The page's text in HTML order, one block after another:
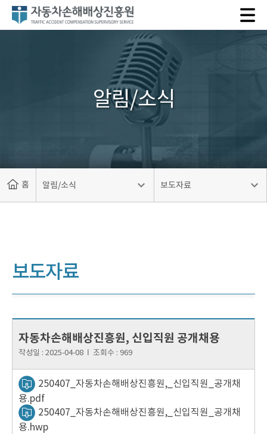
자
알림/소식
홈 알림/소식 보도자료
보도자료
자동차손해배상진흥원, 신입직원 공개채용
작성일 : 2025-04-08 Ι 조회수 : 969
250407_자동차손해배상진흥원,_신입직원_공개채
용.pdf
250407_자동차손해배상진흥원,_신입직원_공개채
용.hwp